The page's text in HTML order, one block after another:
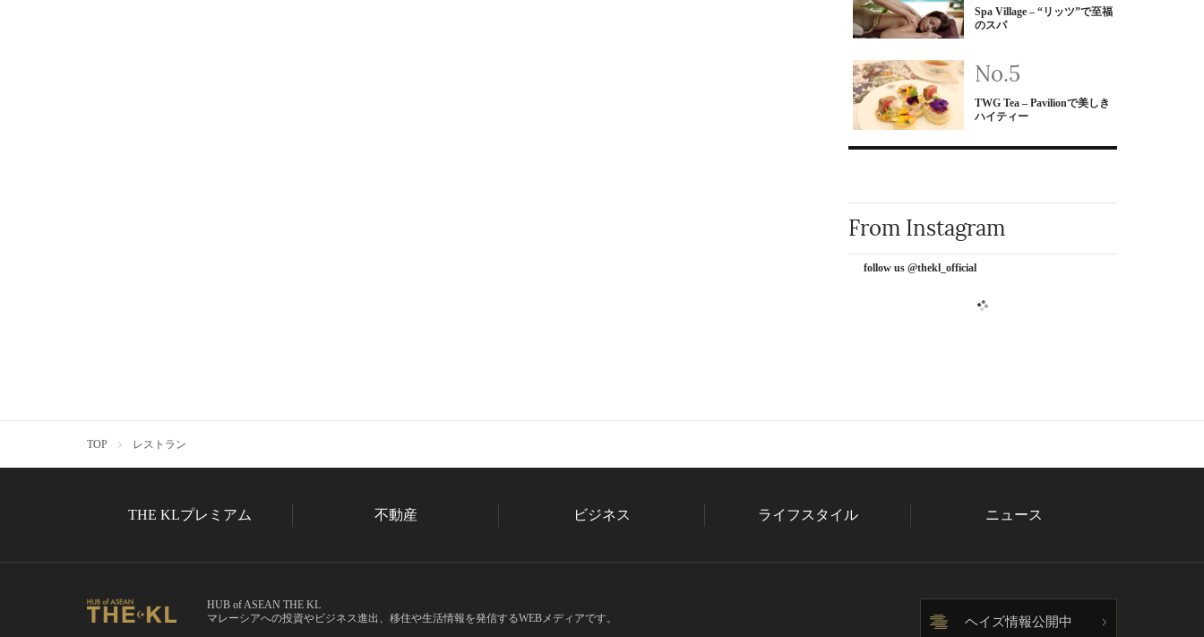
Spa Village – “リッツ”で至福
のスパ
TWG Tea – Pavilionで美しき
ハイティー
From Instagram
follow us @thekl_official
TOP レストラン
THE KLプレミアム 不動産 ビジネス ライフスタイル ニュース
HUB of ASEAN THE KL
マレーシアへの投資やビジネス進出、移住や生活情報を発信するWEBメディアです。
ヘイズ情報公開中